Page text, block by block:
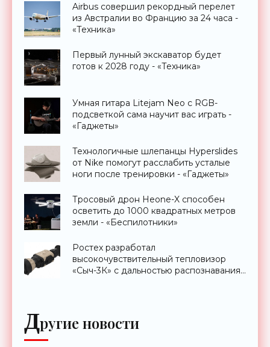
Airbus совершил рекордный перелет
из Австралии во Францию за 24 часа -
«Техника»
Первый лунный экскаватор будет
готов к 2028 году - «Техника»
Умная гитара Litejam Neo с RGB-
подсветкой сама научит вас играть -
«Гаджеты»
Технологичные шлепанцы Hyperslides
от Nike помогут расслабить усталые
ноги после тренировки - «Гаджеты»
Тросовый дрон Heone-X способен
осветить до 1000 квадратных метров
земли - «Беспилотники»
Ростех разработал
высокочувствительный тепловизор
«Сыч-3К» с дальностью распознавания
Другие новости